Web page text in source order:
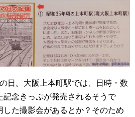
日。大阪上本町駅では、日時・数
記念きっぷが発売されるそうで
た撮影会があるとか？そのため